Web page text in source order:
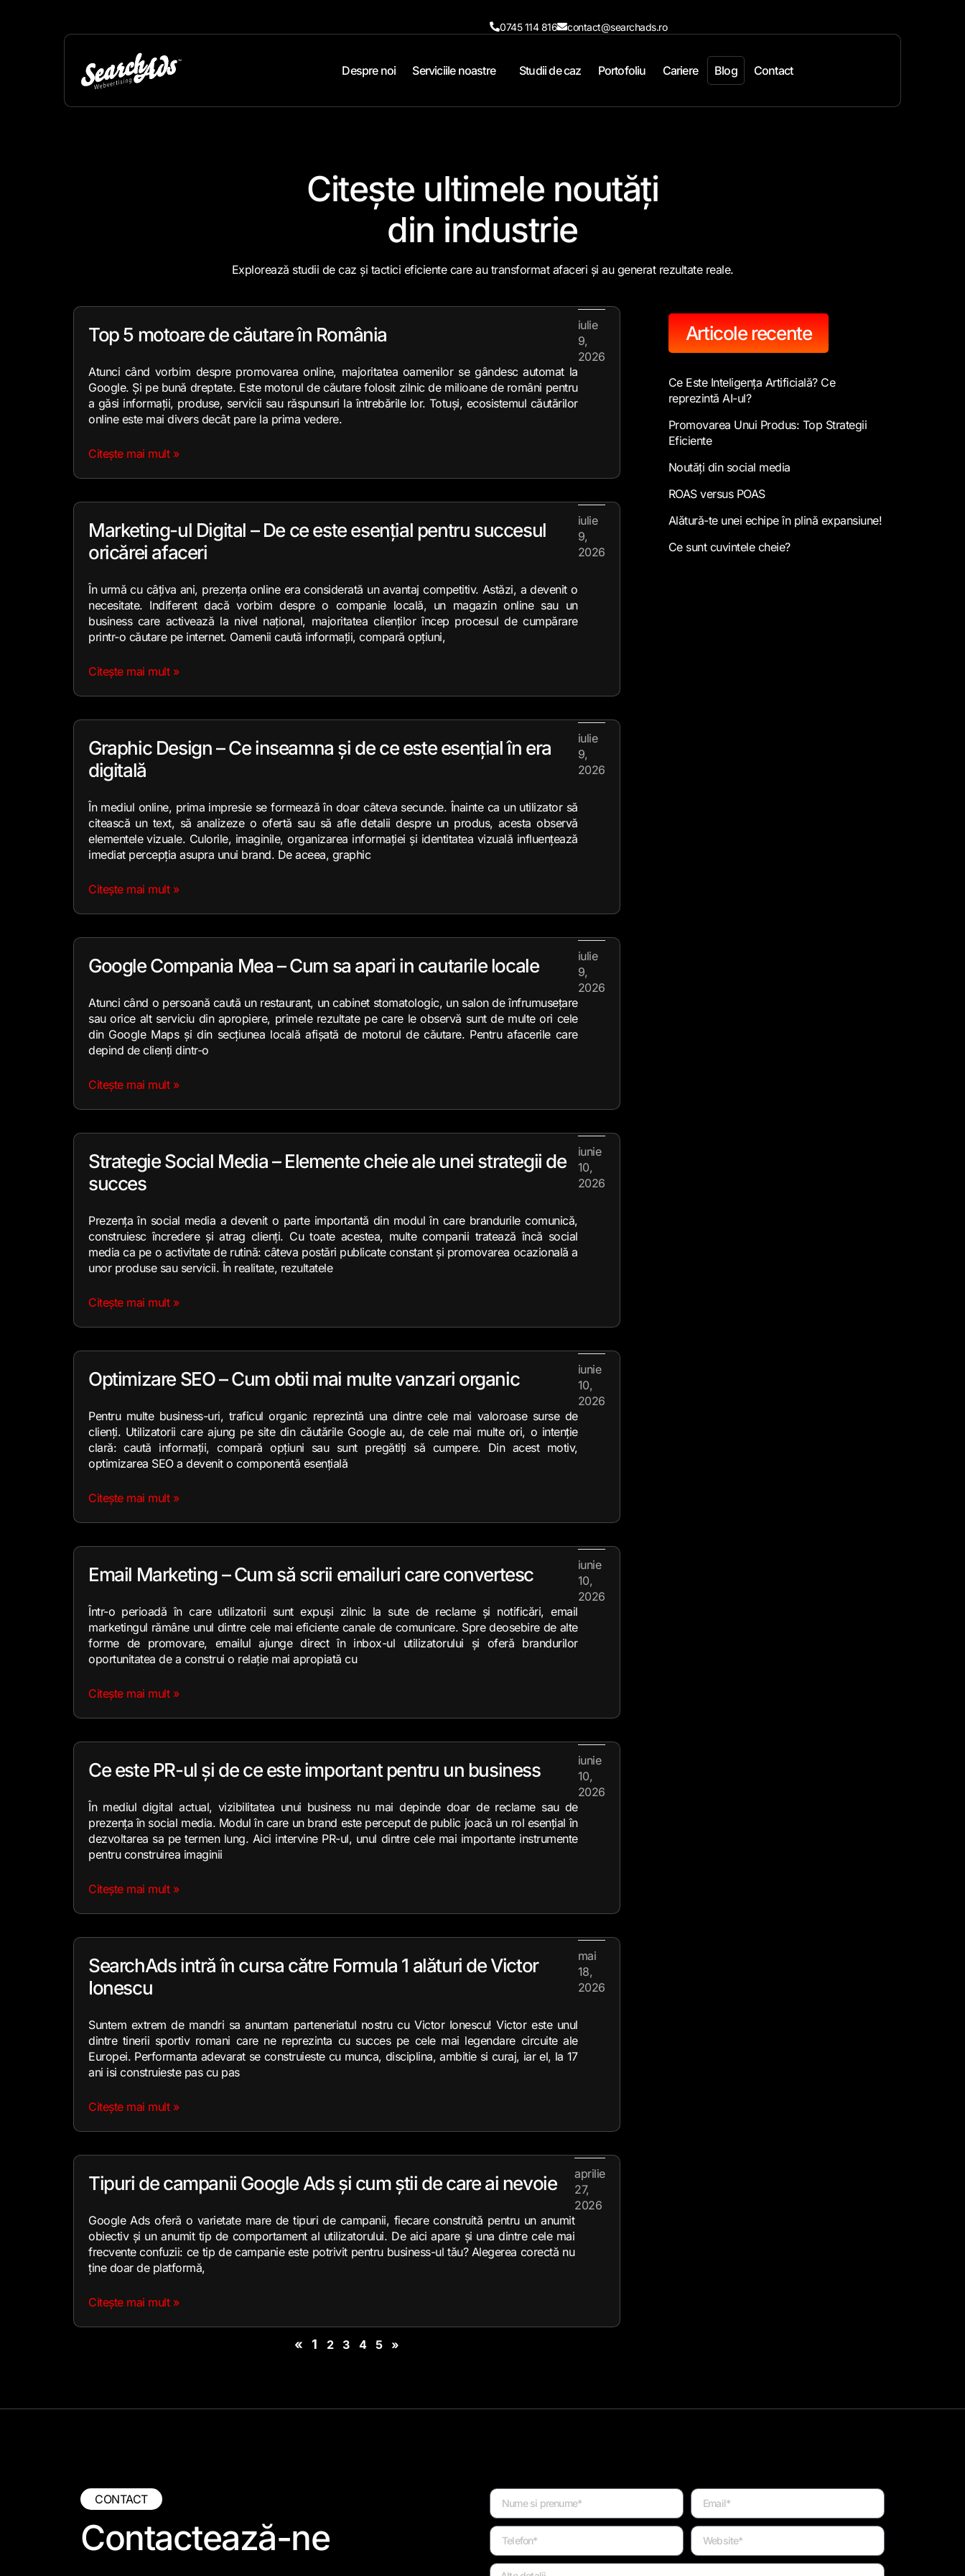
0745 114 816 contact@searchads.ro
Despre noi Serviciile noastre Studii de caz Portofoliu Cariere Blog Contact
Citește ultimele noutăți
din industrie
Explorează studii de caz și tactici eficiente care au transformat afaceri și au generat rezultate reale.
Top 5 motoare de căutare în România
Atunci când vorbim despre promovarea online, majoritatea oamenilor se gândesc automat la
Google. Și pe bună dreptate. Este motorul de căutare folosit zilnic de milioane de români pentru
a găsi informații, produse, servicii sau răspunsuri la întrebările lor. Totuși, ecosistemul căutărilor
online este mai divers decât pare la prima vedere.
Citește mai mult »
iulie
9,
2026
Marketing-ul Digital – De ce este esențial pentru succesul
oricărei afaceri
În urmă cu câțiva ani, prezența online era considerată un avantaj competitiv. Astăzi, a devenit o
necesitate. Indiferent dacă vorbim despre o companie locală, un magazin online sau un
business care activează la nivel național, majoritatea clienților încep procesul de cumpărare
printr-o căutare pe internet. Oamenii caută informații, compară opțiuni,
Citește mai mult »
iulie
9,
2026
Graphic Design – Ce inseamna și de ce este esențial în era
digitală
În mediul online, prima impresie se formează în doar câteva secunde. Înainte ca un utilizator să
citească un text, să analizeze o ofertă sau să afle detalii despre un produs, acesta observă
elementele vizuale. Culorile, imaginile, organizarea informației și identitatea vizuală influențează
imediat percepția asupra unui brand. De aceea, graphic
Citește mai mult »
iulie
9,
2026
Google Compania Mea – Cum sa apari in cautarile locale
Atunci când o persoană caută un restaurant, un cabinet stomatologic, un salon de înfrumusețare
sau orice alt serviciu din apropiere, primele rezultate pe care le observă sunt de multe ori cele
din Google Maps și din secțiunea locală afișată de motorul de căutare. Pentru afacerile care
depind de clienți dintr-o
Citește mai mult »
iulie
9,
2026
Strategie Social Media – Elemente cheie ale unei strategii de
succes
Prezența în social media a devenit o parte importantă din modul în care brandurile comunică,
construiesc încredere și atrag clienți. Cu toate acestea, multe companii tratează încă social
media ca pe o activitate de rutină: câteva postări publicate constant și promovarea ocazională a
unor produse sau servicii. În realitate, rezultatele
Citește mai mult »
iunie
10,
2026
Optimizare SEO – Cum obtii mai multe vanzari organic
Pentru multe business-uri, traficul organic reprezintă una dintre cele mai valoroase surse de
clienți. Utilizatorii care ajung pe site din căutările Google au, de cele mai multe ori, o intenție
clară: caută informații, compară opțiuni sau sunt pregătiți să cumpere. Din acest motiv,
optimizarea SEO a devenit o componentă esențială
Citește mai mult »
iunie
10,
2026
Email Marketing – Cum să scrii emailuri care convertesc
Într-o perioadă în care utilizatorii sunt expuși zilnic la sute de reclame și notificări, email
marketingul rămâne unul dintre cele mai eficiente canale de comunicare. Spre deosebire de alte
forme de promovare, emailul ajunge direct în inbox-ul utilizatorului și oferă brandurilor
oportunitatea de a construi o relație mai apropiată cu
Citește mai mult »
iunie
10,
2026
Ce este PR-ul și de ce este important pentru un business
În mediul digital actual, vizibilitatea unui business nu mai depinde doar de reclame sau de
prezența în social media. Modul în care un brand este perceput de public joacă un rol esențial în
dezvoltarea sa pe termen lung. Aici intervine PR-ul, unul dintre cele mai importante instrumente
pentru construirea imaginii
Citește mai mult »
iunie
10,
2026
SearchAds intră în cursa către Formula 1 alături de Victor
Ionescu
Suntem extrem de mandri sa anuntam parteneriatul nostru cu Victor Ionescu! Victor este unul
dintre tinerii sportiv romani care ne reprezinta cu succes pe cele mai legendare circuite ale
Europei. Performanta adevarat se construieste cu munca, disciplina, ambitie si curaj, iar el, la 17
ani isi construieste pas cu pas
Citește mai mult »
mai
18,
2026
Tipuri de campanii Google Ads și cum știi de care ai nevoie
Google Ads oferă o varietate mare de tipuri de campanii, fiecare construită pentru un anumit
obiectiv și un anumit tip de comportament al utilizatorului. De aici apare și una dintre cele mai
frecvente confuzii: ce tip de campanie este potrivit pentru business-ul tău? Alegerea corectă nu
ține doar de platformă,
Citește mai mult »
aprilie
27,
2026
« 1 2 3 4 5 »
Articole recente
Ce Este Inteligența Artificială? Ce
reprezintă AI-ul?
Promovarea Unui Produs: Top Strategii
Eficiente
Noutăți din social media
ROAS versus POAS
Alătură-te unei echipe în plină expansiune!
Ce sunt cuvintele cheie?
CONTACT
Contactează-ne